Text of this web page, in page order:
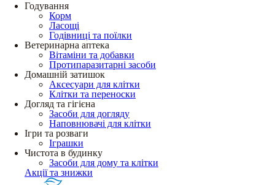
Годування
Корм
Ласощі
Годівниці та поїлки
Ветеринарна аптека
Вітаміни та добавки
Протипаразитарні засоби
Домашній затишок
Аксесуари для клітки
Клітки та переноски
Догляд та гігієна
Засоби для догляду
Наповнювачі для клітки
Ігри та розваги
Іграшки
Чистота в будинку
Засоби для дому та клітки
Акції та знижки